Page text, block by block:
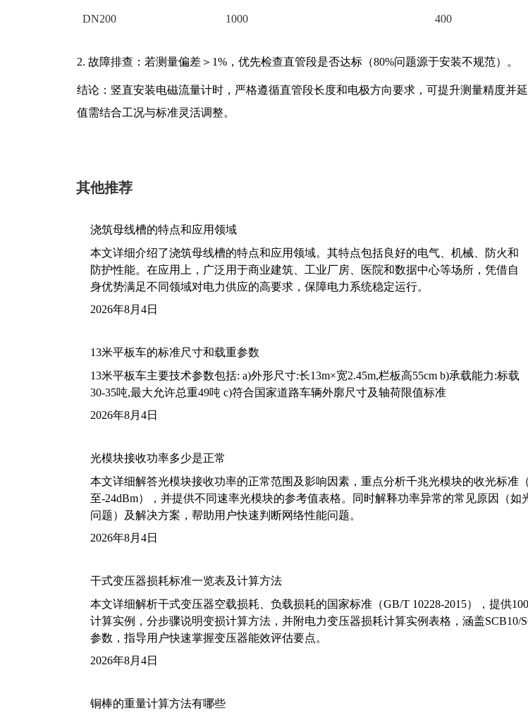
DN200 1000 400
2. 故障排查：若测量偏差＞1%，优先检查直管段是否达标（80%问题源于安装不规范）。
结论：竖直安装电磁流量计时，严格遵循直管段长度和电极方向要求，可提升测量精度并
值需结合工况与标准灵活调整。
其他推荐
浇筑母线槽的特点和应用领域
本文详细介绍了浇筑母线槽的特点和应用领域。其特点包括良好的电气、机械、防火和
防护性能。在应用上，广泛用于商业建筑、工业厂房、医院和数据中心等场所，凭借自
身优势满足不同领域对电力供应的高要求，保障电力系统稳定运行。
2026年8月4日
13米平板车的标准尺寸和载重参数
13米平板车主要技术参数包括: a)外形尺寸:长13m×宽2.45m,栏板高55cm b)承载能力:标载
30-35吨,最大允许总重49吨 c)符合国家道路车辆外廓尺寸及轴荷限值标准
2026年8月4日
光模块接收功率多少是正常
本文详细解答光模块接收功率的正常范围及影响因素，重点分析千兆光模块的收光标准
至-24dBm），并提供不同速率光模块的参考值表格。同时解释功率异常的常见原因（如
问题）及解决方案，帮助用户快速判断网络性能问题。
2026年8月4日
干式变压器损耗标准一览表及计算方法
本文详细解析干式变压器空载损耗、负载损耗的国家标准（GB/T 10228-2015），提供
计算实例，分步骤说明变损计算方法，并附电力变压器损耗计算实例表格，涵盖SCB10/
参数，指导用户快速掌握变压器能效评估要点。
2026年8月4日
铜棒的重量计算方法有哪些